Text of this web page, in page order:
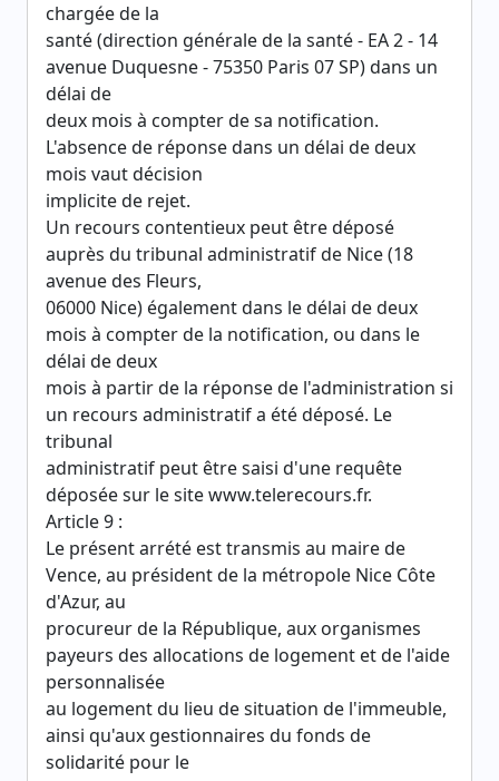
chargée de la
santé (direction générale de la santé - EA 2 - 14
avenue Duquesne - 75350 Paris 07 SP) dans un
délai de
deux mois à compter de sa notification.
L'absence de réponse dans un délai de deux
mois vaut décision
implicite de rejet.
Un recours contentieux peut être déposé
auprès du tribunal administratif de Nice (18
avenue des Fleurs,
06000 Nice) également dans le délai de deux
mois à compter de la notification, ou dans le
délai de deux
mois à partir de la réponse de l'administration si
un recours administratif a été déposé. Le
tribunal
administratif peut être saisi d'une requête
déposée sur le site www.telerecours.fr.
Article 9 :
Le présent arrété est transmis au maire de
Vence, au président de la métropole Nice Côte
d'Azur, au
procureur de la République, aux organismes
payeurs des allocations de logement et de l'aide
personnalisée
au logement du lieu de situation de l'immeuble,
ainsi qu'aux gestionnaires du fonds de
solidarité pour le